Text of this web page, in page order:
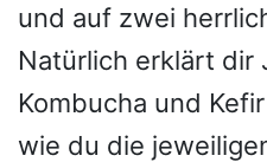
und auf zwei
Natürlich erklärt dir
Kombucha und
wie du die